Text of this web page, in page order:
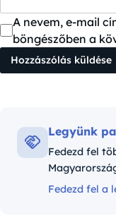
A nevem, e-mail
böngészőben a
Legyünk
Fedezd fel
Fedezd fel a